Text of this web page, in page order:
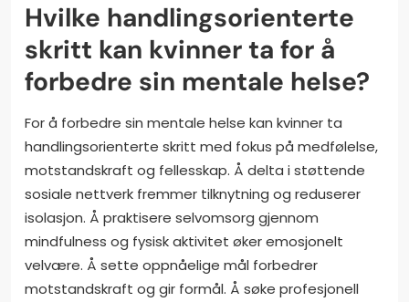
Hvilke handlingsorienterte
skritt kan kvinner ta for å
forbedre sin mentale helse?
For å forbedre sin mentale helse kan kvinner ta
handlingsorienterte skritt med fokus på medfølelse,
motstandskraft og fellesskap. Å delta i støttende
sosiale nettverk fremmer tilknytning og reduserer
isolasjon. Å praktisere selvomsorg gjennom
mindfulness og fysisk aktivitet øker emosjonelt
velvære. Å sette oppnåelige mål forbedrer
motstandskraft og gir formål. Å søke profesjonell